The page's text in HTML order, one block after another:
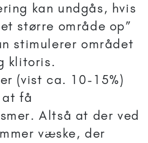
kan undgås, hvis
større område op”
stimulerer området
klitoris.
(vist ca. 10-15%)
at få
Altså at der ved
væske, der